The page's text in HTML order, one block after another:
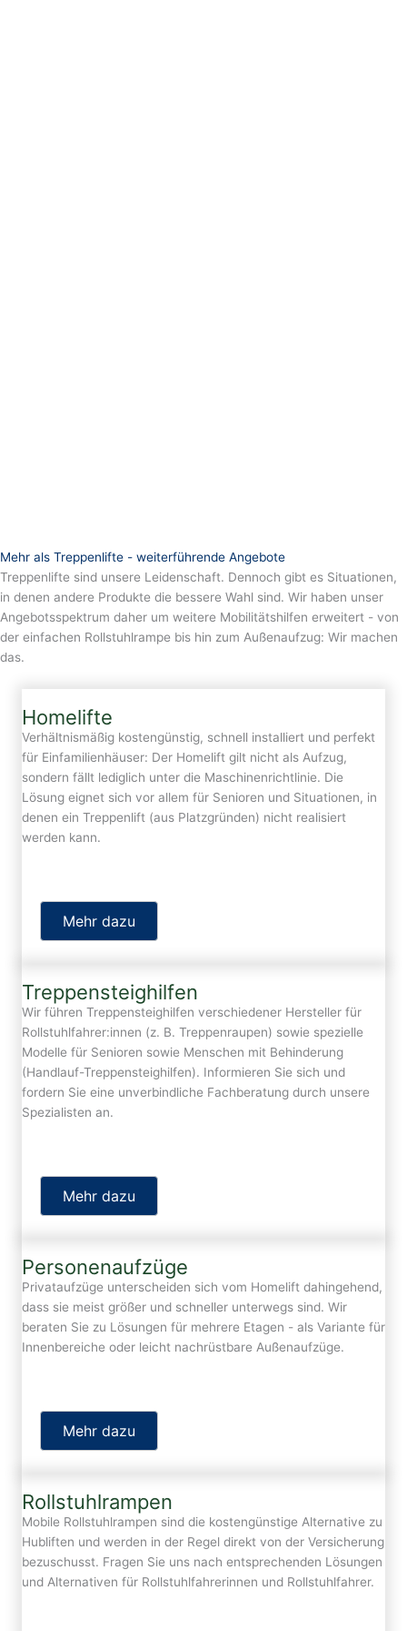
Mehr als Treppenlifte - weiterführende Angebote
Treppenlifte sind unsere Leidenschaft. Dennoch gibt es Situationen,
in denen andere Produkte die bessere Wahl sind. Wir haben unser
Angebotsspektrum daher um weitere Mobilitätshilfen erweitert - von
der einfachen Rollstuhlrampe bis hin zum Außenaufzug: Wir machen
das.
Homelifte
Verhältnismäßig kostengünstig, schnell installiert und perfekt
für Einfamilienhäuser: Der Homelift gilt nicht als Aufzug,
sondern fällt lediglich unter die Maschinenrichtlinie. Die
Lösung eignet sich vor allem für Senioren und Situationen, in
denen ein Treppenlift (aus Platzgründen) nicht realisiert
werden kann.
Mehr dazu
Treppensteighilfen
Wir führen Treppensteighilfen verschiedener Hersteller für
Rollstuhlfahrer:innen (z. B. Treppenraupen) sowie spezielle
Modelle für Senioren sowie Menschen mit Behinderung
(Handlauf-Treppensteighilfen). Informieren Sie sich und
fordern Sie eine unverbindliche Fachberatung durch unsere
Spezialisten an.
Mehr dazu
Personenaufzüge
Privataufzüge unterscheiden sich vom Homelift dahingehend,
dass sie meist größer und schneller unterwegs sind. Wir
beraten Sie zu Lösungen für mehrere Etagen - als Variante für
Innenbereiche oder leicht nachrüstbare Außenaufzüge.
Mehr dazu
Rollstuhlrampen
Mobile Rollstuhlrampen sind die kostengünstige Alternative zu
Hubliften und werden in der Regel direkt von der Versicherung
bezuschusst. Fragen Sie uns nach entsprechenden Lösungen
und Alternativen für Rollstuhlfahrerinnen und Rollstuhlfahrer.